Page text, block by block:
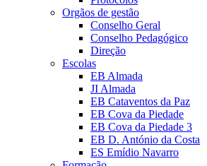
Orgãos de gestão
Conselho Geral
Conselho Pedagógico
Direção
Escolas
EB Almada
JI Almada
EB Cataventos da Paz
EB Cova da Piedade
EB Cova da Piedade 3
EB D. António da Costa
ES Emídio Navarro